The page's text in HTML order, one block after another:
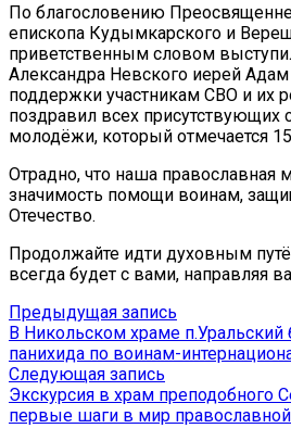
По благословению
епископа Кудымкарского и
приветственным словом
Александра Невского иерей
поддержки участникам СВО и их
поздравил всех
молодёжи, который отмечается
Отрадно, что наша православная
значимость помощи воинам,
Отечество.
Продолжайте идти духовным
всегда будет с вами, направляя
Навигация
по
записям
Предыдущая запись
запись:
В Никольском храме
панихида по воинам-
Следующая запись
запись:
Экскурсия в храм преподобного
первые шаги в мир